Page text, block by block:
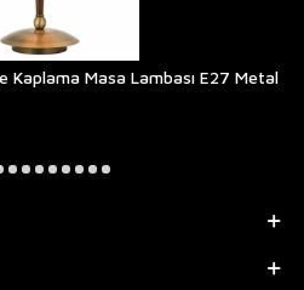
Kaplama Masa Lambası E27 Metal